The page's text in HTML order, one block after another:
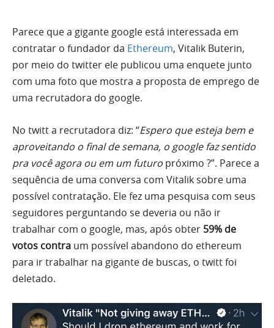
Parece que a gigante google está interessada em
contratar o fundador da Ethereum, Vitalik Buterin,
por meio do twitter ele publicou uma enquete junto
com uma foto que mostra a proposta de emprego de
uma recrutadora do google.
No twitt a recrutadora diz: “Espero que esteja bem e
aproveitando o final de semana, o google faz sentido
pra você agora ou em um futuro próximo ?”. Parece a
sequência de uma conversa com Vitalik sobre uma
possível contratação. Ele fez uma pesquisa com seus
seguidores perguntando se deveria ou não ir
trabalhar com o google, mas, após obter 59% de
votos contra um possível abandono do ethereum
para ir trabalhar na gigante de buscas, o twitt foi
deletado.